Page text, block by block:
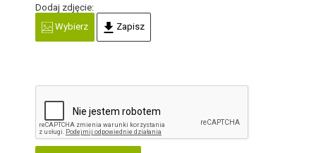
Dodaj zdjęcie:
Wybierz
Zapisz